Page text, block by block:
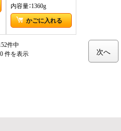
内容量：1360g
かごに入れる
件中
件を表示 次へ